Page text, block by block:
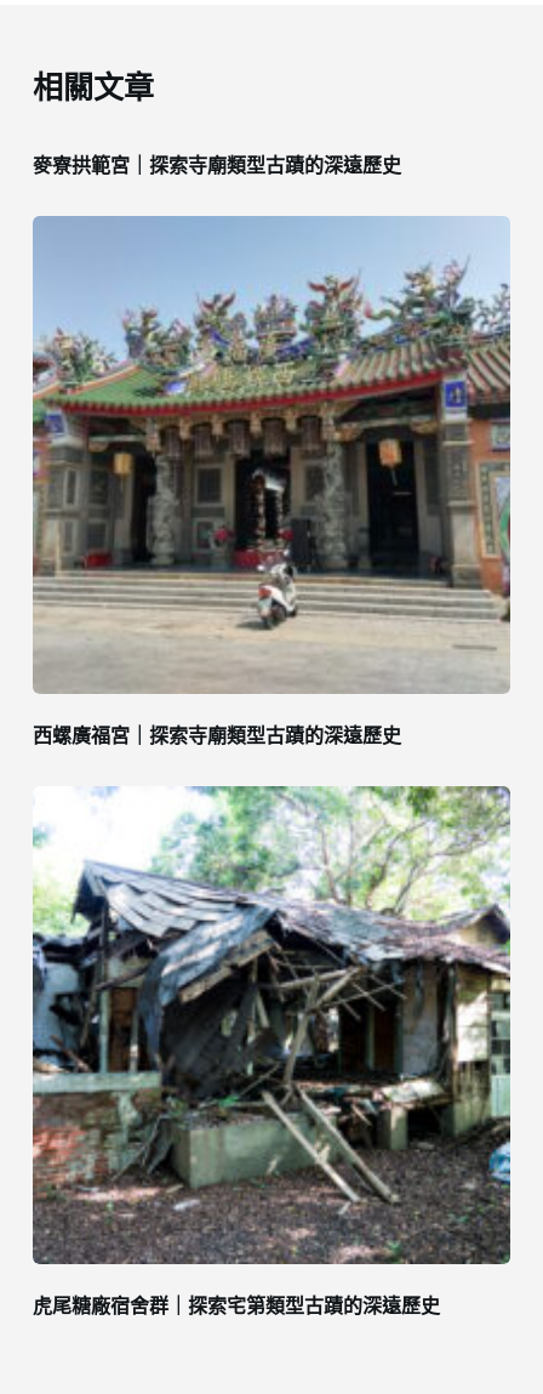
相關文章
麥寮拱範宮｜探索寺廟類型古蹟的深遠歷史
西螺廣福宮｜探索寺廟類型古蹟的深遠歷史
虎尾糖廠宿舍群｜探索宅第類型古蹟的深遠歷史